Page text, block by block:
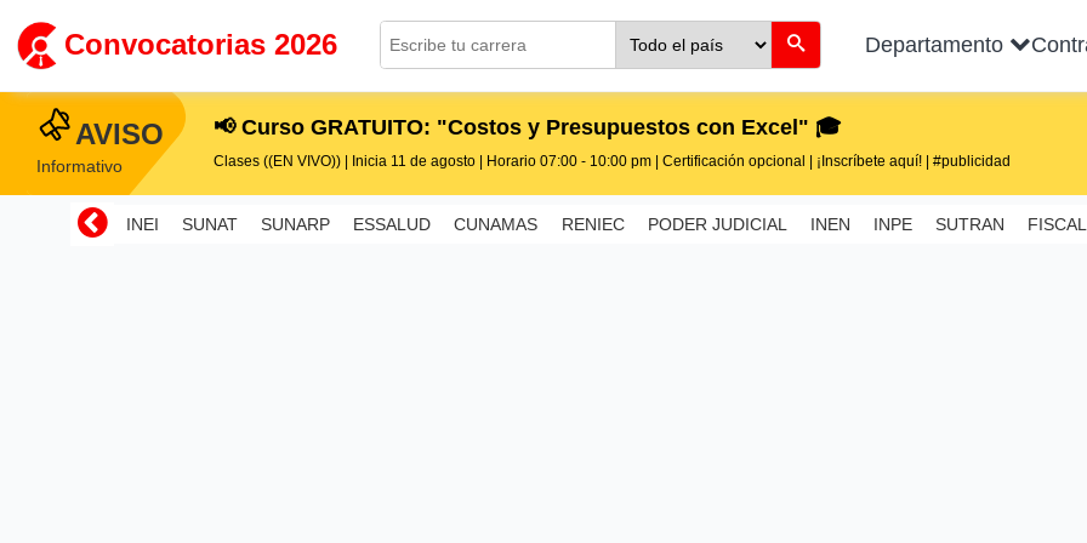
Convocatorias 2026 Departamento
AVISO
Informativo
📢 Curso GRATUITO: "Costos y Presupuestos con Excel" 🎓
Clases ((EN VIVO)) | Inicia 11 de agosto | Horario 07:00 - 10:00 pm | Certificación opcional | ¡Inscríbete aquí! | #publicidad
INEI SUNAT SUNARP ESSALUD CUNAMAS RENIEC PODER JUDICIAL INEN INPE SUTRAN